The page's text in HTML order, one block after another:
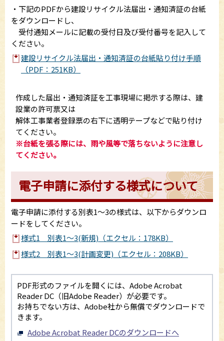
・下記のPDFから建設リサイクル法届出・通知済証の台紙
をダウンロードし、
受付通知メールに記載の受付日及び受付番号を記入して
ください。
建設リサイクル法届出・通知済証の台紙貼り付け手順
（PDF：251KB）
作成した届出・通知済証を工事現場に掲示する際は、建
設業の許可票又は
解体工事業者登録票の右下に透明テープなどで貼り付け
てください。
※台紙を張る際には、雨や風等で落ちないように注意し
てください。
電子申請に添付する様式について
電子申請に添付する別表1～3の様式は、以下からダウンロ
ードをしてください。
様式1 別表1～3(新規)（エクセル：178KB）
様式2 別表1～3(計画変更)（エクセル：208KB）
PDF形式のファイルを開くには、Adobe Acrobat
Reader DC（旧Adobe Reader）が必要です。
お持ちでない方は、Adobe社から無償でダウンロードで
きます。
Adobe Acrobat Reader DCのダウンロードへ